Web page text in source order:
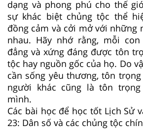
dạng và phong phú cho thế
sự khác biệt chủng tộc thể
đồng cảm và cởi mở với những
nhau. Hãy nhớ rằng, mỗi
đẳng và xứng đáng được tôn
tộc hay nguồn gốc của họ. Do
cần sống yêu thương, tôn
người khác cũng là tôn
mình.
Các bài học để học tốt Lịch Sử
23: Dân số và các chủng tộc